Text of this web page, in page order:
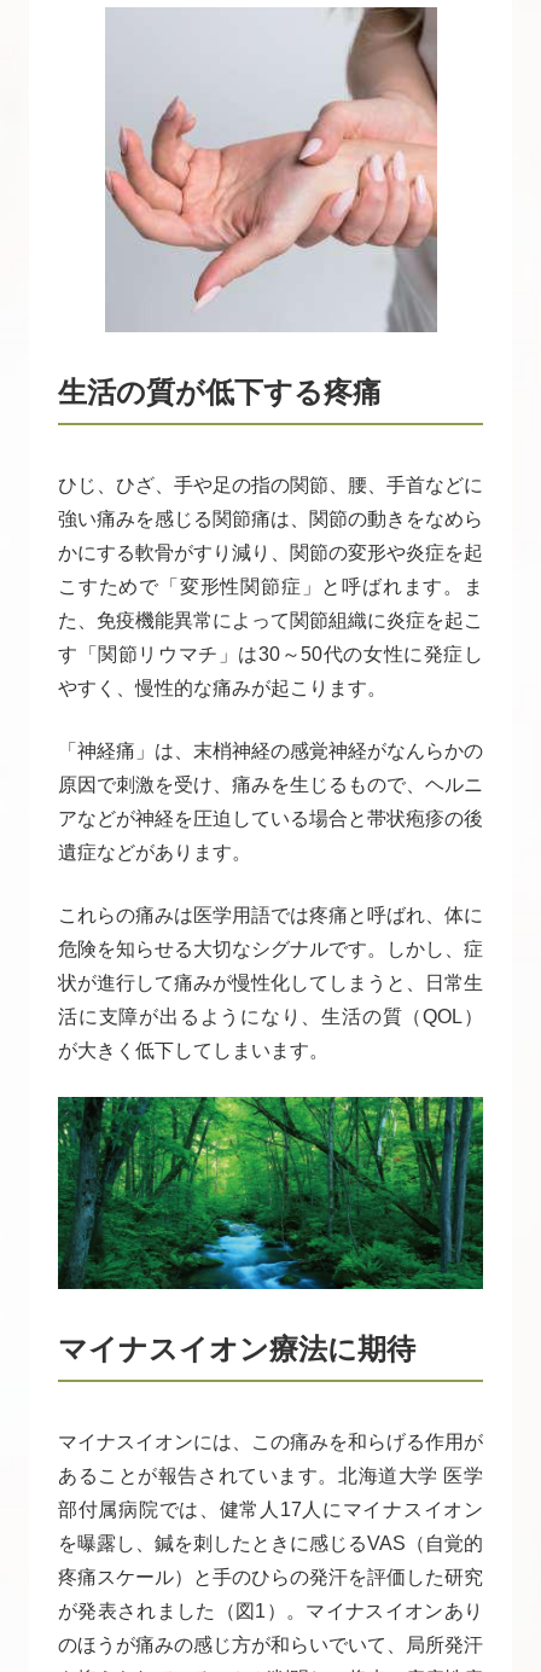
生活の質が低下する疼痛
ひじ、ひざ、手や足の指の関節、腰、手首などに
強い痛みを感じる関節痛は、関節の動きをなめら
かにする軟骨がすり減り、関節の変形や炎症を起
こすためで「変形性関節症」と呼ばれます。ま
た、免疫機能異常によって関節組織に炎症を起こ
す「関節リウマチ」は30～50代の女性に発症し
やすく、慢性的な痛みが起こります。
「神経痛」は、末梢神経の感覚神経がなんらかの
原因で刺激を受け、痛みを生じるもので、ヘルニ
アなどが神経を圧迫している場合と帯状疱疹の後
遺症などがあります。
これらの痛みは医学用語では疼痛と呼ばれ、体に
危険を知らせる大切なシグナルです。しかし、症
状が進行して痛みが慢性化してしまうと、日常生
活に支障が出るようになり、生活の質（QOL）
が大きく低下してしまいます。
マイナスイオン療法に期待
マイナスイオンには、この痛みを和らげる作用が
あることが報告されています。北海道大学 医学
部付属病院では、健常人17人にマイナスイオン
を曝露し、鍼を刺したときに感じるVAS（自覚的
疼痛スケール）と手のひらの発汗を評価した研究
が発表されました（図1）。マイナスイオンあり
のほうが痛みの感じ方が和らいでいて、局所発汗